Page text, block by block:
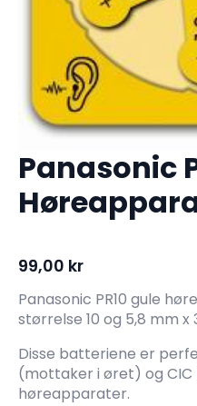
Panasonic
99,00 kr
Panasonic PR10 gule
størrelse 10 og 5,8 mm x
Disse batteriene er
(mottaker i øret) og CIC
høreapparater.